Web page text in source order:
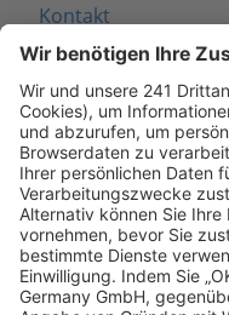
Kontakt
Seitenaufbau
Barrierefreiheit
Cookie Einstellungen
Rechtliches
AGB-Übersicht
Datenschutz